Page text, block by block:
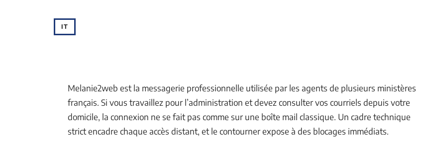
IT
Melanie2web est la messagerie professionnelle utilisée par les agents de plusieurs ministères
français. Si vous travaillez pour l’administration et devez consulter vos courriels depuis votre
domicile, la connexion ne se fait pas comme sur une boîte mail classique. Un cadre technique
strict encadre chaque accès distant, et le contourner expose à des blocages immédiats.